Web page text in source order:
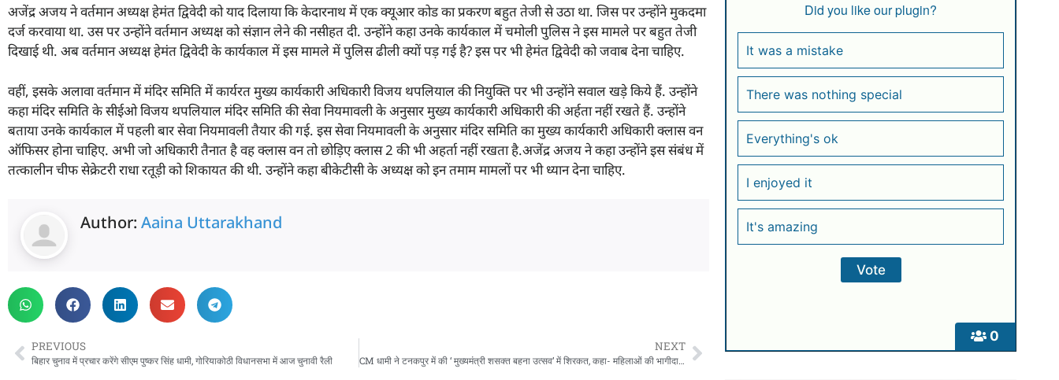
अजेंद्र अजय ने वर्तमान अध्यक्ष हेमंत द्विवेदी को याद दिलाया कि केदारनाथ में एक क्यूआर कोड का प्रकरण बहुत तेजी से उठा था. जिस पर उन्होंने मुकदमा
दर्ज करवाया था. उस पर उन्होंने वर्तमान अध्यक्ष को संज्ञान लेने की नसीहत दी. उन्होंने कहा उनके कार्यकाल में चमोली पुलिस ने इस मामले पर बहुत तेजी
दिखाई थी. अब वर्तमान अध्यक्ष हेमंत द्विवेदी के कार्यकाल में इस मामले में पुलिस ढीली क्यों पड़ गई है? इस पर भी हेमंत द्विवेदी को जवाब देना चाहिए.
वहीं, इसके अलावा वर्तमान में मंदिर समिति में कार्यरत मुख्य कार्यकारी अधिकारी विजय थपलियाल की नियुक्ति पर भी उन्होंने सवाल खड़े किये हैं. उन्होंने
कहा मंदिर समिति के सीईओ विजय थपलियाल मंदिर समिति की सेवा नियमावली के अनुसार मुख्य कार्यकारी अधिकारी की अर्हता नहीं रखते हैं. उन्होंने
बताया उनके कार्यकाल में पहली बार सेवा नियमावली तैयार की गई. इस सेवा नियमावली के अनुसार मंदिर समिति का मुख्य कार्यकारी अधिकारी क्लास वन
ऑफिसर होना चाहिए. अभी जो अधिकारी तैनात है वह क्लास वन तो छोड़िए क्लास 2 की भी अहर्ता नहीं रखता है.अजेंद्र अजय ने कहा उन्होंने इस संबंध में
तत्कालीन चीफ सेक्रेटरी राधा रतूड़ी को शिकायत की थी. उन्होंने कहा बीकेटीसी के अध्यक्ष को इन तमाम मामलों पर भी ध्यान देना चाहिए.
Author: Aaina Uttarakhand
PREVIOUS
बिहार चुनाव में प्रचार करेंगे सीएम पुष्कर सिंह धामी, गोरियाकोठी विधानसभा में आज चुनावी रैली
NEXT
CM धामी ने टनकपुर में की ‘ मुख्यमंत्री शसक्त बहना उत्सव’ में शिरकत, कहा- महिलाओं की भागीदारी से होगा विकसित उत्तराखंड का सपना साकार
0
Did you like our plugin?
It was a mistake
There was nothing special
Everything's ok
I enjoyed it
It's amazing